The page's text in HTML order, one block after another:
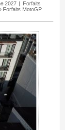
2027 | Forfaits
Forfaits MotoGP